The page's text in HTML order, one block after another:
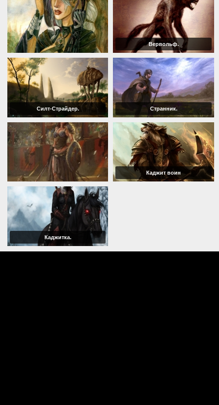
Вервольф.
Силт-Страйдер. Странник.
Каджит воин
Каджитка.